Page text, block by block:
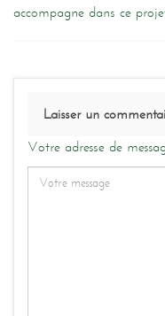
accompagne dans ce
Laisser un
Votre adresse de